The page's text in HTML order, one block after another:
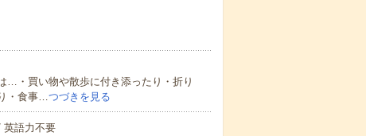
…・買い物や散歩に付き添ったり・折り
・食事…つづきを見る
英語力不要